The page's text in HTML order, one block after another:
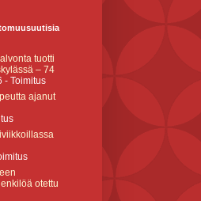
tuotti
– 74
- Toimitus
ajanut
otettu